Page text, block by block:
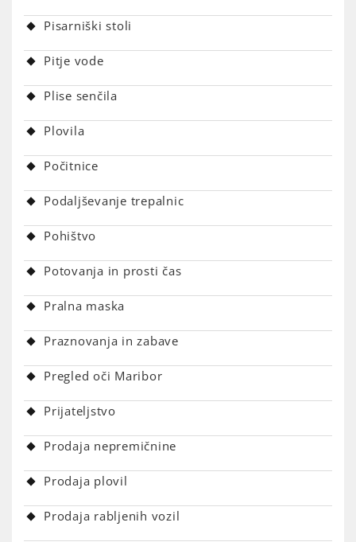
Pisarniški stoli
Pitje vode
Plise senčila
Plovila
Počitnice
Podaljševanje trepalnic
Pohištvo
Potovanja in prosti čas
Pralna maska
Praznovanja in zabave
Pregled oči Maribor
Prijateljstvo
Prodaja nepremičnine
Prodaja plovil
Prodaja rabljenih vozil